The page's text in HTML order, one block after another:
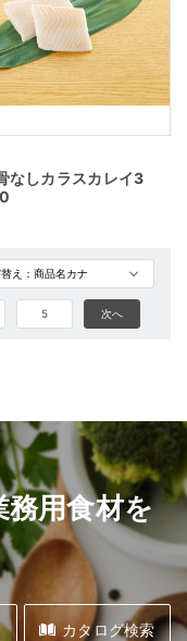
なしカラスカレイ3
5 次へ
用食材を
カタログ検索